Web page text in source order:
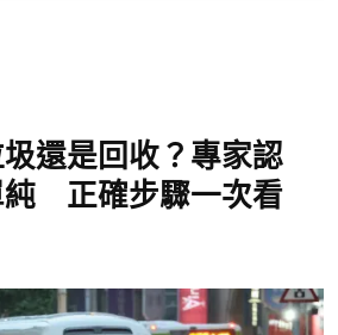
還是回收？專家認
純 正確步驟一次看